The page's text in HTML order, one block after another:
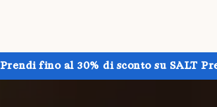
Prendi fino al 30% di sconto su SALT